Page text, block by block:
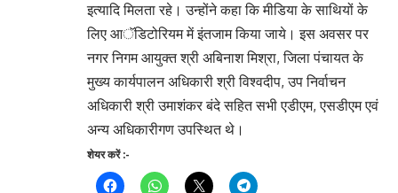
इत्यादि मिलता रहे। उन्होंने कहा कि मीडिया के साथियों के
लिए आॅडिटोरियम में इंतजाम किया जाये। इस अवसर पर
नगर निगम आयुक्त श्री अबिनाश मिश्रा, जिला पंचायत के
मुख्य कार्यपालन अधिकारी श्री विश्वदीप, उप निर्वाचन
अधिकारी श्री उमाशंकर बंदे सहित सभी एडीएम, एसडीएम एवं
अन्य अधिकारीगण उपस्थित थे।
शेयर करें :-